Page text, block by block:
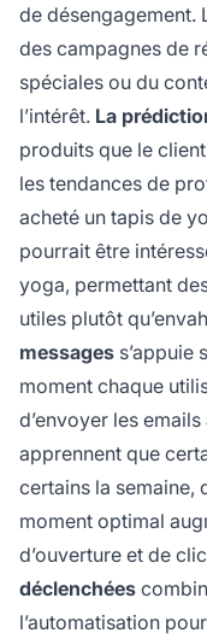
de désengagement.
des campagnes de
spéciales ou du
l’intérêt. La
produits que le
les tendances de
acheté un tapis de
pourrait être
yoga, permettant
utiles plutôt
messages s’appuie
moment chaque
d’envoyer les
apprennent que
certains la semaine,
moment optimal
d’ouverture et de
déclenchées
l’automatisation